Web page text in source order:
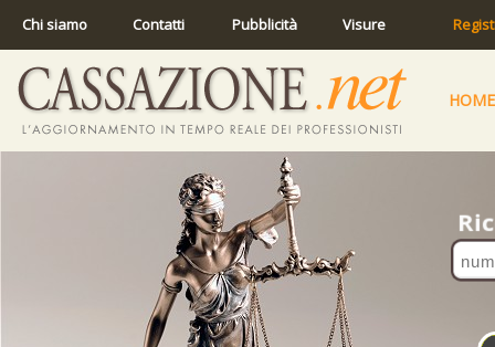
Chi siamo Contatti Pubblicità Visure
HOME